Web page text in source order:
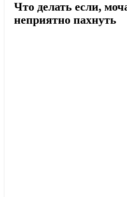
Что делать если,
неприятно пахнуть